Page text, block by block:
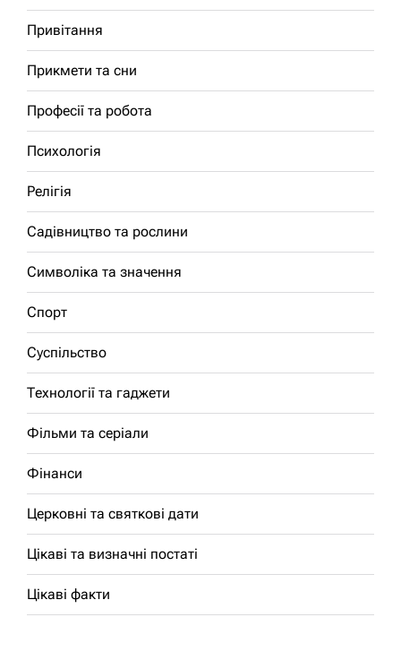
Привітання
Прикмети та сни
Професії та робота
Психологія
Релігія
Садівництво та рослини
Символіка та значення
Спорт
Суспільство
Технології та гаджети
Фільми та серіали
Фінанси
Церковні та святкові дати
Цікаві та визначні постаті
Цікаві факти